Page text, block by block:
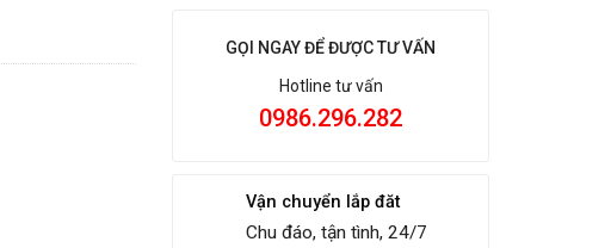
GỌI NGAY ĐỂ ĐƯỢC TƯ VẤN
Hotline tư vấn
0986.296.282
Vận chuyển lắp đăt
Chu đáo, tận tình, 24/7